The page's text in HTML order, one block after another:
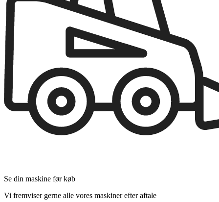
Se din maskine før køb
Vi fremviser gerne alle vores maskiner efter aftale